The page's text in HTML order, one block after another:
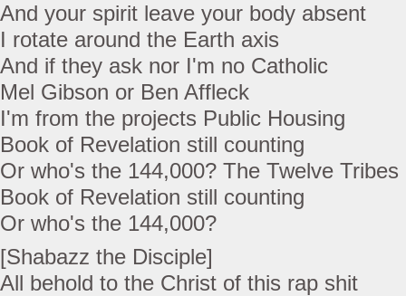
And your spirit leave your body absent
I rotate around the Earth axis
And if they ask nor I'm no Catholic
Mel Gibson or Ben Affleck
I'm from the projects Public Housing
Book of Revelation still counting
Or who's the 144,000? The Twelve Tribes
Book of Revelation still counting
Or who's the 144,000?
[Shabazz the Disciple]
All behold to the Christ of this rap shit